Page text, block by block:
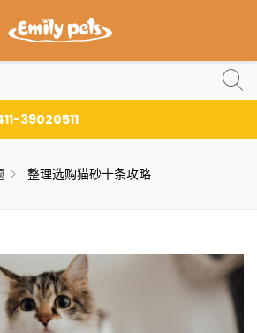
39020511
整理选购猫砂十条攻略